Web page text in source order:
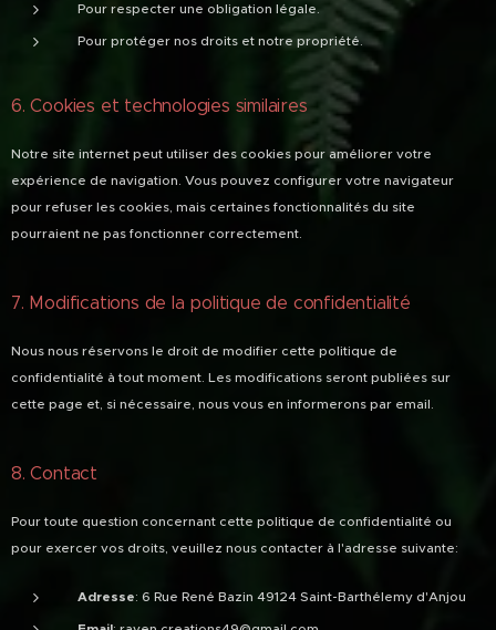
Pour respecter une obligation légale.
Pour protéger nos droits et notre propriété.
6. Cookies et technologies similaires
Notre site internet peut utiliser des cookies pour améliorer votre
expérience de navigation. Vous pouvez configurer votre navigateur
pour refuser les cookies, mais certaines fonctionnalités du site
pourraient ne pas fonctionner correctement.
7. Modifications de la politique de confidentialité
Nous nous réservons le droit de modifier cette politique de
confidentialité à tout moment. Les modifications seront publiées sur
cette page et, si nécessaire, nous vous en informerons par email.
8. Contact
Pour toute question concernant cette politique de confidentialité ou
pour exercer vos droits, veuillez nous contacter à l'adresse suivante:
Adresse: 6 Rue René Bazin 49124 Saint-Barthélemy d'Anjou